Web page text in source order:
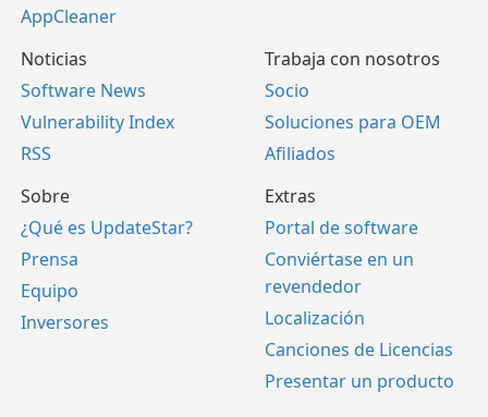
AppCleaner
Noticias
Software News
Vulnerability Index
RSS
Trabaja con nosotros
Socio
Soluciones para OEM
Afiliados
Sobre
¿Qué es UpdateStar?
Prensa
Equipo
Inversores
Extras
Portal de software
Conviértase en un
revendedor
Localización
Canciones de Licencias
Presentar un producto